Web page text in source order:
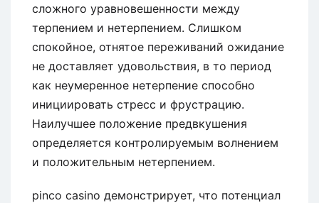
сложного уравновешенности между
терпением и нетерпением. Слишком
спокойное, отнятое переживаний ожидание
не доставляет удовольствия, в то период
как неумеренное нетерпение способно
инициировать стресс и фрустрацию.
Наилучшее положение предвкушения
определяется контролируемым волнением
и положительным нетерпением.
pinco casino демонстрирует, что потенциал